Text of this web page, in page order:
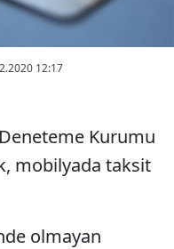
12:17
Kurumu
mobilyada taksit
olmayan